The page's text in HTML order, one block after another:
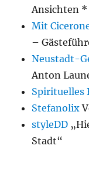
Ansichten
Mit
–
Neustadt-
Anton
Spirituelles
Stefanolix
styleDD
Stadt“